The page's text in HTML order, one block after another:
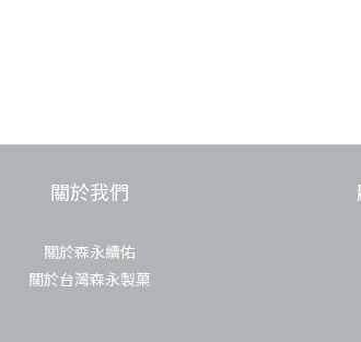
關於我們
關於森永續佑
關於台灣森永製菓